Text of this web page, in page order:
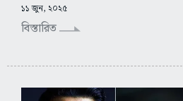
১১ জুন, ২০২৫
বিস্তারিত